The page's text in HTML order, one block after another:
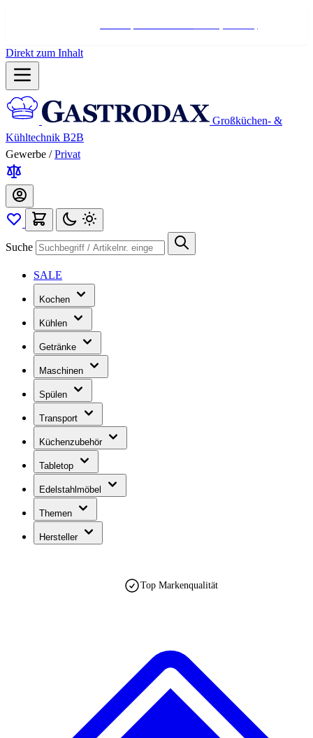
Direkt zum Inhalt
Großküchen- &
Kühltechnik B2B
Gewerbe / Privat
Suche
SALE
Kochen
Kühlen
Getränke
Maschinen
Spülen
Transport
Küchenzubehör
Tabletop
Edelstahlmöbel
Themen
Hersteller
Top Markenqualität